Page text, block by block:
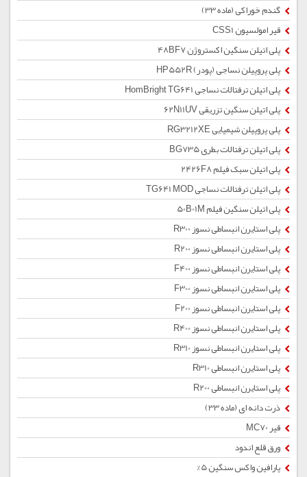
گندم خوراکی (ماده 33)
قیر امولسیون CSS1
پلی اتیلن سنگین اکستروژن 48BF7
پلی پروپیلن نساجی (پودر) HP552R
پلی اتیلن ترفتالات نساجی HomBright TG641
پلی اتیلن سنگین تزریقی 62N11UV
پلی پروپیلن شیمیایی RG3212XE
پلی اتیلن ترفتالات بطری BG735
پلی اتیلن سبک فیلم 2426F8
پلی اتیلن ترفتالات نساجی TG641 MOD
پلی اتیلن سنگین فیلم 50B01M
پلی استایرن انبساطی نسوز R300
پلی استایرن انبساطی نسوز R200
پلی استایرن انبساطی نسوز F400
پلی استایرن انبساطی نسوز F300
پلی استایرن انبساطی نسوز F200
پلی استایرن انبساطی نسوز R400
پلی استایرن انبساطی نسوز R310
پلی استایرن انبساطی R310
پلی استایرن انبساطی R200
ذرت دانه ای (ماده 33)
قیر MC70
ورق قلع اندود
پارافین واکس سنگین 5%